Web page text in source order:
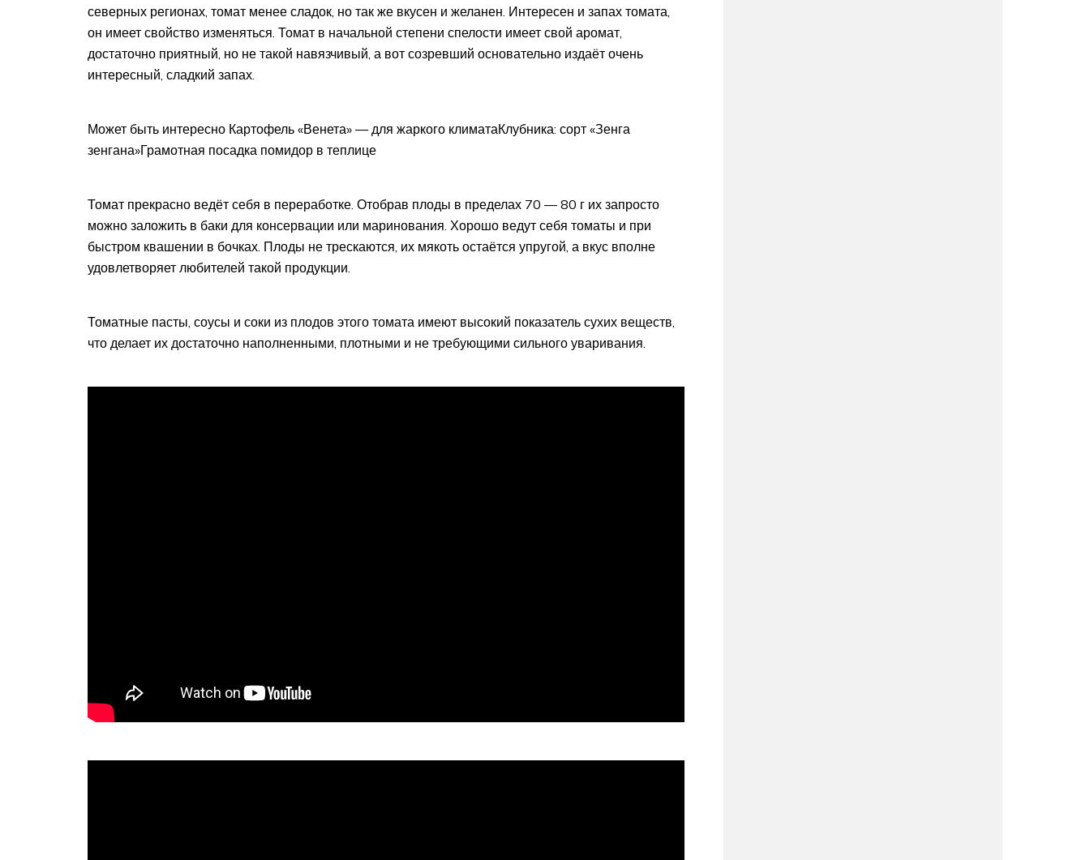
северных регионах, томат менее сладок, но так же вкусен и желанен. Интересен и запах томата,
он имеет свойство изменяться. Томат в начальной степени спелости имеет свой аромат,
достаточно приятный, но не такой навязчивый, а вот созревший основательно издаёт очень
интересный, сладкий запах.
Может быть интересно Картофель «Венета» — для жаркого климатаКлубника: сорт «Зенга
зенгана»Грамотная посадка помидор в теплице
Томат прекрасно ведёт себя в переработке. Отобрав плоды в пределах 70 — 80 г их запросто
можно заложить в баки для консервации или маринования. Хорошо ведут себя томаты и при
быстром квашении в бочках. Плоды не трескаются, их мякоть остаётся упругой, а вкус вполне
удовлетворяет любителей такой продукции.
Томатные пасты, соусы и соки из плодов этого томата имеют высокий показатель сухих веществ,
что делает их достаточно наполненными, плотными и не требующими сильного уваривания.